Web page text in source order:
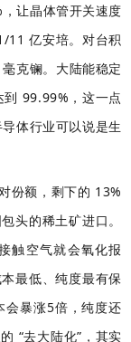
让晶体管开关速度
11 亿安培。对台积
克镧。大陆能稳定
99.99%，这一点
体行业可以说是生
份额，剩下的 13%
头的稀土矿进口。
触空气就会氧化报
最低、纯度最有保
会暴涨5倍，纯度还
“去大陆化”，其实